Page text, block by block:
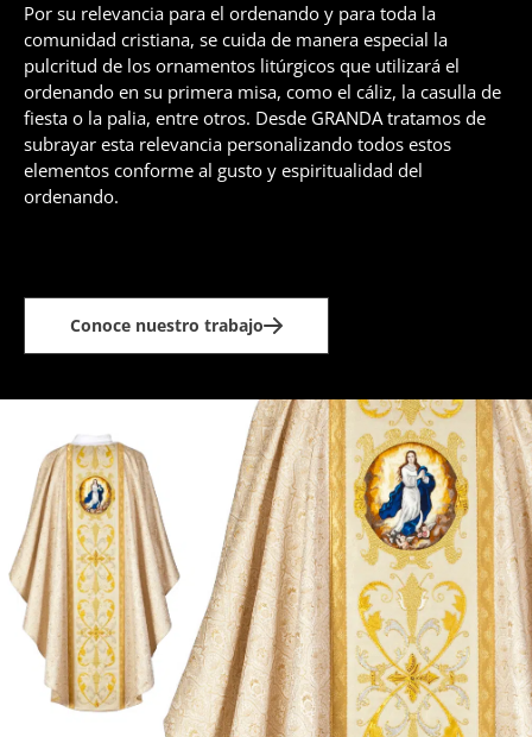
Por su relevancia para el ordenando y para toda la
comunidad cristiana, se cuida de manera especial la
pulcritud de los ornamentos litúrgicos que utilizará el
ordenando en su primera misa, como el cáliz, la casulla de
fiesta o la palia, entre otros. Desde GRANDA tratamos de
subrayar esta relevancia personalizando todos estos
elementos conforme al gusto y espiritualidad del
ordenando.
Conoce nuestro trabajo